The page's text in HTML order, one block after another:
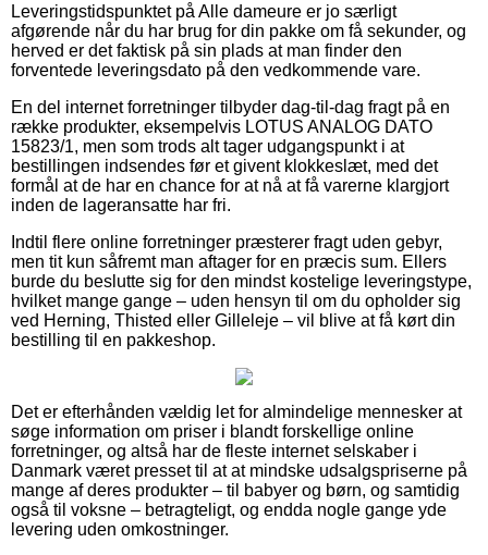
Leveringstidspunktet på Alle dameure er jo særligt
afgørende når du har brug for din pakke om få sekunder, og
herved er det faktisk på sin plads at man finder den
forventede leveringsdato på den vedkommende vare.
En del internet forretninger tilbyder dag-til-dag fragt på en
række produkter, eksempelvis LOTUS ANALOG DATO
15823/1, men som trods alt tager udgangspunkt i at
bestillingen indsendes før et givent klokkeslæt, med det
formål at de har en chance for at nå at få varerne klargjort
inden de lageransatte har fri.
Indtil flere online forretninger præsterer fragt uden gebyr,
men tit kun såfremt man aftager for en præcis sum. Ellers
burde du beslutte sig for den mindst kostelige leveringstype,
hvilket mange gange – uden hensyn til om du opholder sig
ved Herning, Thisted eller Gilleleje – vil blive at få kørt din
bestilling til en pakkeshop.
Det er efterhånden vældig let for almindelige mennesker at
søge information om priser i blandt forskellige online
forretninger, og altså har de fleste internet selskaber i
Danmark været presset til at at mindske udsalgspriserne på
mange af deres produkter – til babyer og børn, og samtidig
også til voksne – betragteligt, og endda nogle gange yde
levering uden omkostninger.